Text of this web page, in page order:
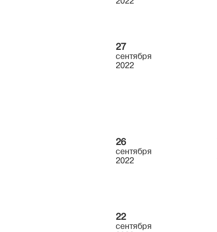
2022
27
сентября
2022
26
сентября
2022
22
сентября